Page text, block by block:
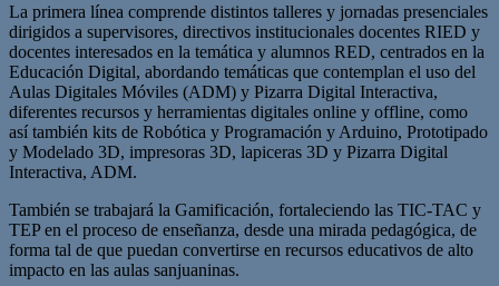
La primera línea comprende distintos talleres y jornadas presenciales
dirigidos a supervisores, directivos institucionales docentes RIED y
docentes interesados en la temática y alumnos RED, centrados en la
Educación Digital, abordando temáticas que contemplan el uso del
Aulas Digitales Móviles (ADM) y Pizarra Digital Interactiva,
diferentes recursos y herramientas digitales online y offline, como
así también kits de Robótica y Programación y Arduino, Prototipado
y Modelado 3D, impresoras 3D, lapiceras 3D y Pizarra Digital
Interactiva, ADM.
También se trabajará la Gamificación, fortaleciendo las TIC-TAC y
TEP en el proceso de enseñanza, desde una mirada pedagógica, de
forma tal de que puedan convertirse en recursos educativos de alto
impacto en las aulas sanjuaninas.